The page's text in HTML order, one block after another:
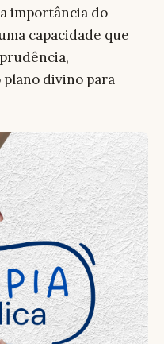
importância do
capacidade que
divino para